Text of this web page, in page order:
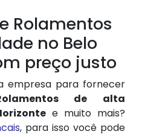
Rolamentos
no Belo
preço justo
empresa para fornecer
de alta
e muito mais?
, para isso você pode